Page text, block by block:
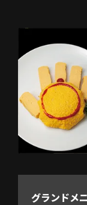
グランドメ